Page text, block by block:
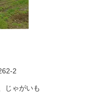
2
じゃがいも